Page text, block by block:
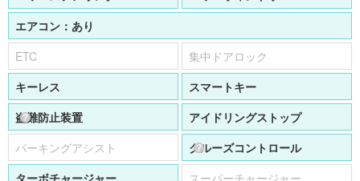
エアコン： あり
ETC
集中ドアロック
キーレス
スマートキー
盗難防止装置
アイドリングストップ
パーキングアシスト
クルーズコントロール